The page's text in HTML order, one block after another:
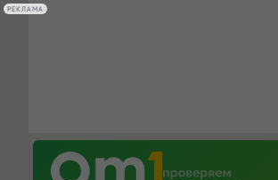
РЕКЛАМА
РЕКЛАМА